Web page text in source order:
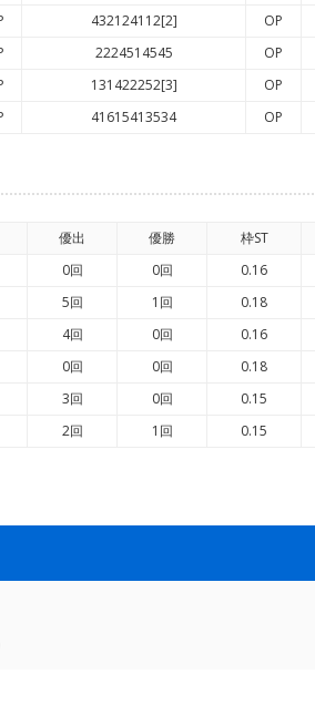
432124112[2] OP
2224514545 OP
131422252[3] OP
41615413534 OP
優出 優勝 枠ST
0回 0回 0.16
5回 1回 0.18
4回 0回 0.16
0回 0回 0.18
3回 0回 0.15
2回 1回 0.15